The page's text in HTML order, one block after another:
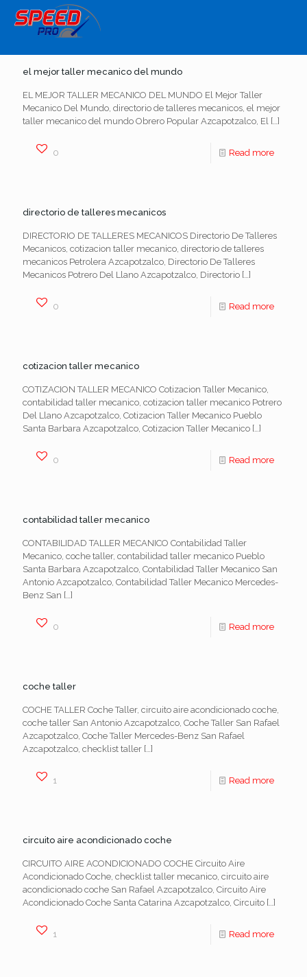
el mejor taller mecanico del mundo
EL MEJOR TALLER MECANICO DEL MUNDO El Mejor Taller
Mecanico Del Mundo, directorio de talleres mecanicos, el mejor
taller mecanico del mundo Obrero Popular Azcapotzalco, El […]
0 Read more
directorio de talleres mecanicos
DIRECTORIO DE TALLERES MECANICOS Directorio De Talleres
Mecanicos, cotizacion taller mecanico, directorio de talleres
mecanicos Petrolera Azcapotzalco, Directorio De Talleres
Mecanicos Potrero Del Llano Azcapotzalco, Directorio […]
0 Read more
cotizacion taller mecanico
COTIZACION TALLER MECANICO Cotizacion Taller Mecanico,
contabilidad taller mecanico, cotizacion taller mecanico Potrero
Del Llano Azcapotzalco, Cotizacion Taller Mecanico Pueblo
Santa Barbara Azcapotzalco, Cotizacion Taller Mecanico […]
0 Read more
contabilidad taller mecanico
CONTABILIDAD TALLER MECANICO Contabilidad Taller
Mecanico, coche taller, contabilidad taller mecanico Pueblo
Santa Barbara Azcapotzalco, Contabilidad Taller Mecanico San
Antonio Azcapotzalco, Contabilidad Taller Mecanico Mercedes-
Benz San […]
0 Read more
coche taller
COCHE TALLER Coche Taller, circuito aire acondicionado coche,
coche taller San Antonio Azcapotzalco, Coche Taller San Rafael
Azcapotzalco, Coche Taller Mercedes-Benz San Rafael
Azcapotzalco, checklist taller […]
1 Read more
circuito aire acondicionado coche
CIRCUITO AIRE ACONDICIONADO COCHE Circuito Aire
Acondicionado Coche, checklist taller mecanico, circuito aire
acondicionado coche San Rafael Azcapotzalco, Circuito Aire
Acondicionado Coche Santa Catarina Azcapotzalco, Circuito […]
1 Read more